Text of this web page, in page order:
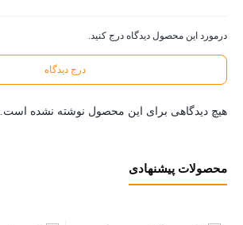
درمورد این محصول دیدگاه درج کنید.
درج دیدگاه
هیچ دیدگاهی برای این محصول نوشته نشده است.
محصولات پیشنهادی